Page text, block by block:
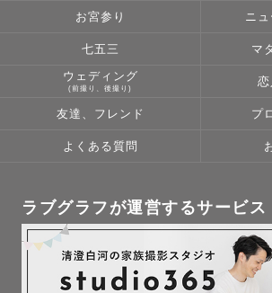
お宮参り ニ
七五三 マ
ウェディング
(前撮り、後撮り)
友達、フレンド プ
よくある質問
ラブグラフが運営するサービス